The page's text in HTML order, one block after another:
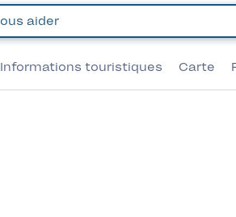
Informations touristiques Carte